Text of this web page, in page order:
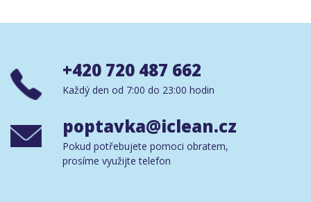
+420 720 487 662
Každý den od 7:00 do 23:00 hodin
poptavka@iclean.cz
Pokud potřebujete pomoci obratem,
prosíme využijte telefon